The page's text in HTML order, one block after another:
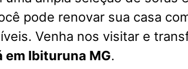
pode renovar sua casa
Venha nos visitar e
em Ibituruna MG.